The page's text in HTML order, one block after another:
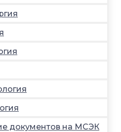
документов на МСЭК